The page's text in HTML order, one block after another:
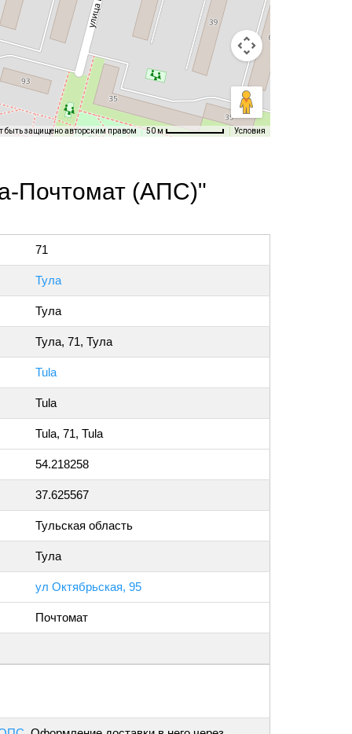
быть защищено авторским правом 50 м Условия
Почтомат (АПС)"
71
Тула
Тула
Тула, 71, Тула
Tula
Tula
Tula, 71, Tula
54.218258
37.625567
Тульская область
Тула
ул Октябрьская, 95
Почтомат